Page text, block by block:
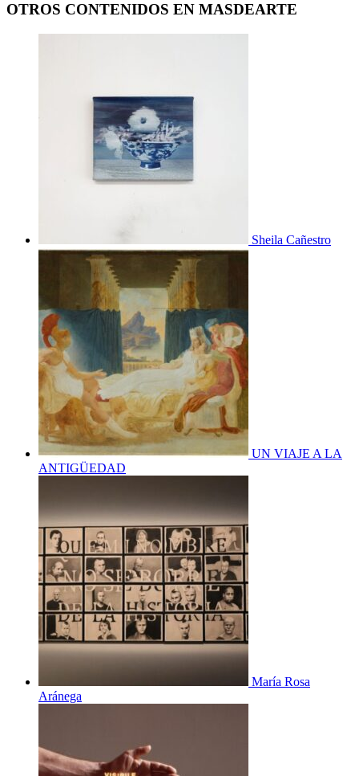
OTROS CONTENIDOS EN MASDEARTE
Sheila Cañestro
UN VIAJE A LA
ANTIGÜEDAD
María Rosa
Aránega